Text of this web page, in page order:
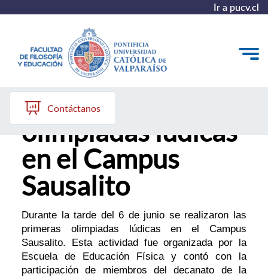
Ir a pucv.cl
Quiénes somos
Líneas de trabajo 2025-2028
Historia
Proyecto Conocimientos 2030
Contáctanos
Primeras
olimpiadas lúdicas
en el Campus
Sausalito
Durante la tarde del 6 de junio se realizaron las
primeras olimpiadas lúdicas en el Campus
Sausalito. Esta actividad fue organizada por la
Escuela de Educación Física y contó con la
participación de miembros del decanato de la